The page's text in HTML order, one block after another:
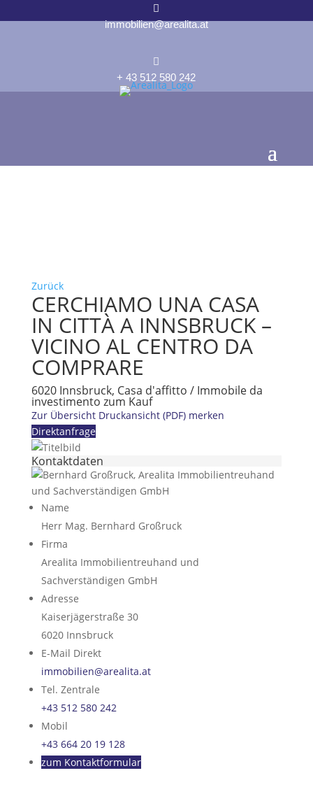

immobilien@arealita.at

+ 43 512 580 242
Zurück
CERCHIAMO UNA CASA
IN CITTÀ A INNSBRUCK –
VICINO AL CENTRO DA
COMPRARE
6020 Innsbruck, Casa d'affitto / Immobile da
investimento zum Kauf
Zur Übersicht Druckansicht (PDF) merken
Direktanfrage
Kontaktdaten
Name
Herr Mag. Bernhard Großruck
Firma
Arealita Immobilientreuhand und
Sachverständigen GmbH
Adresse
Kaiserjägerstraße 30
6020 Innsbruck
E-Mail Direkt
immobilien@arealita.at
Tel. Zentrale
+43 512 580 242
Mobil
+43 664 20 19 128
zum Kontaktformular